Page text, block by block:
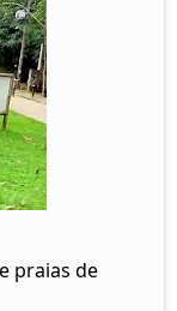
praias de